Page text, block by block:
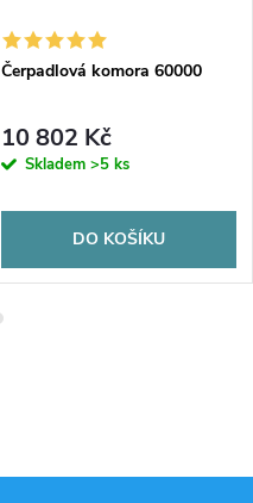
Čerpadlová komora 60000
10 802 Kč
Skladem >5 ks
DO KOŠÍKU